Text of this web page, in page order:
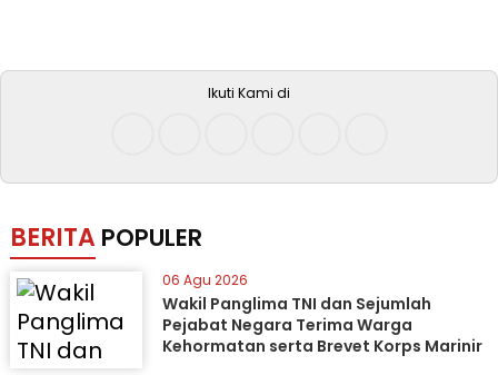
Ikuti Kami di
BERITA POPULER
06 Agu 2026
Wakil Panglima TNI dan Sejumlah
Pejabat Negara Terima Warga
Kehormatan serta Brevet Korps Marinir